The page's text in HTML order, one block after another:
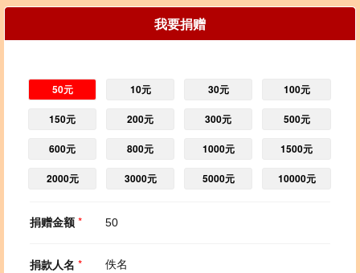
我要捐赠
50元 10元 30元 100元
150元 200元 300元 500元
600元 800元 1000元 1500元
2000元 3000元 5000元 10000元
捐赠金额 *
捐款人名 *